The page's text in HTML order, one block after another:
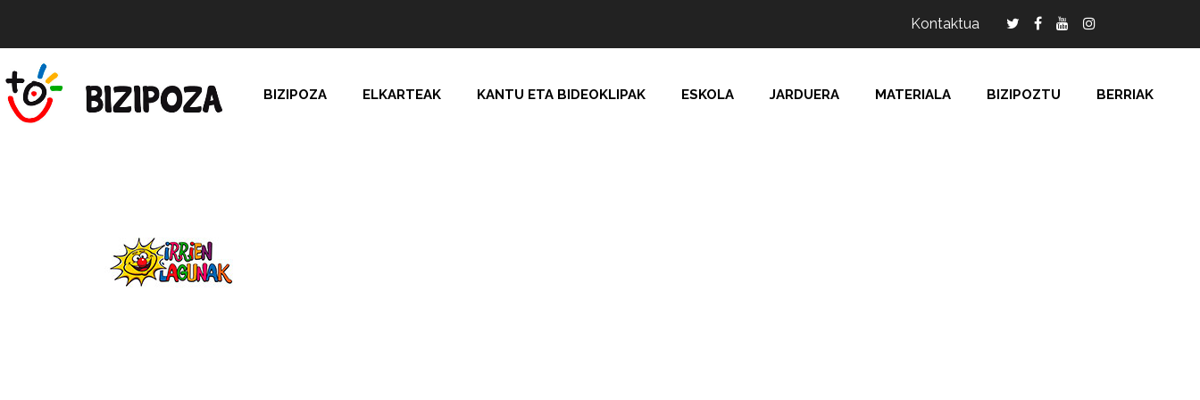
Kontaktua
BIZIPOZA ELKARTEAK KANTU ETA BIDEOKLIPAK ESKOLA JARDUERA MATERIALA BIZIPOZTU BERRIAK